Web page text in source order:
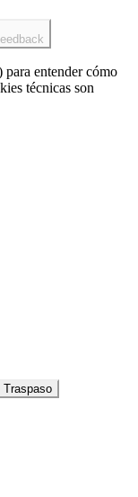
entender cómo
técnicas son
Traspaso